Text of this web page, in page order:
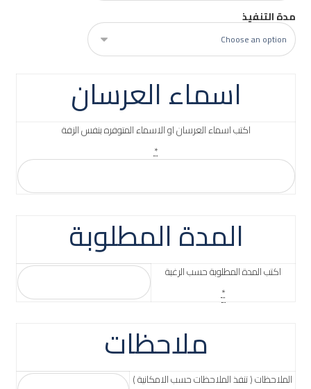
مدة التنفيذ
اسماء العرسان
اكتب اسماء العرسان او الاسماء المتوفره بنفس الزفة
*
المدة المطلوبة
اكتب المدة المطلوبة حسب الرغبة
*
ملاحظات
الملاحظات ( تنفذ الملاحظات حسب الامكانية )